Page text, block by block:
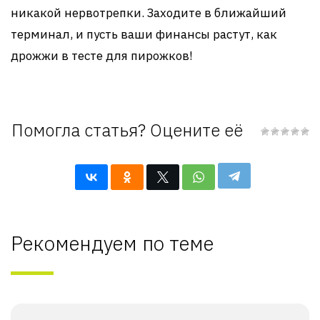
никакой нервотрепки. Заходите в ближайший
терминал, и пусть ваши финансы растут, как
дрожжи в тесте для пирожков!
Помогла статья? Оцените её
Рекомендуем по теме